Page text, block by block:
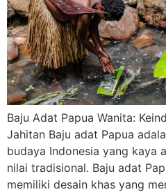
Baju Adat Papua Wanita:
Jahitan Baju adat Papua
budaya Indonesia yang kaya
nilai tradisional. Baju adat
memiliki desain khas yang